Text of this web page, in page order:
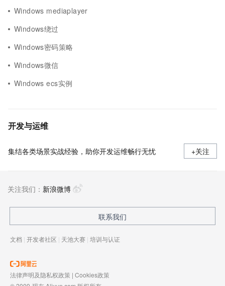
Windows mediaplayer
Windows绕过
Windows密码策略
Windows微信
Windows ecs实例
开发与运维
集结各类场景实战经验，助你开发运维畅行无忧 +关注
关注我们： 新浪微博
联系我们
文档 | 开发者社区 | 天池大赛 | 培训与认证
法律声明及隐私权政策 | Cookies政策